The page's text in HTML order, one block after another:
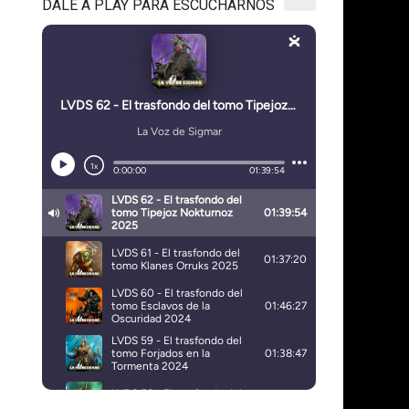
DALE A PLAY PARA ESCUCHARNOS